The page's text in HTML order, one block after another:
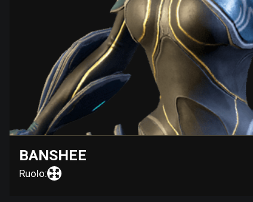
BANSHEE
Ruolo: